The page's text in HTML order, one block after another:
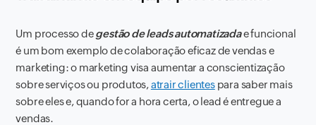
Um processo degestão de leads automatizadae funcional
é um bom exemplo de colaboração eficaz de vendas e
marketing: o marketing visa aumentar a conscientização
sobre serviços ou produtos,atrair clientespara saber mais
sobre eles e, quando for a hora certa, o lead é entregue a
vendas.